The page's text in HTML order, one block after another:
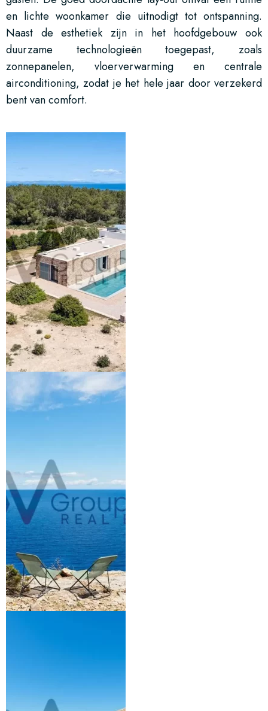
en lichte woonkamer die uitnodigt tot ontspanning.
Naast de esthetiek zijn in het hoofdgebouw ook
duurzame technologieën toegepast, zoals
zonnepanelen, vloerverwarming en centrale
airconditioning, zodat je het hele jaar door verzekerd
bent van comfort.